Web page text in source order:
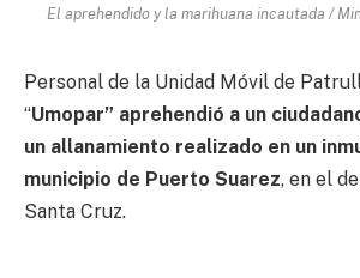
El aprehendido y la marihuana incautada /
Personal de la Unidad Móvil de
“Umopar” aprehendió a un
un allanamiento realizado en un
municipio de Puerto Suarez, en el
Santa Cruz.